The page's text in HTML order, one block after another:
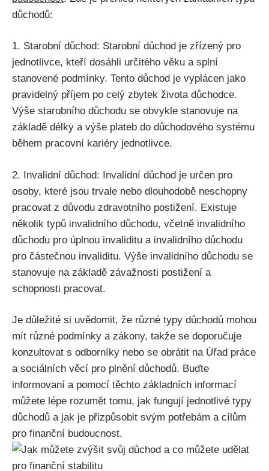
důchodů:
1. Starobní důchod: Starobní důchod je zřízený pro
jednotlivce, kteří dosáhli určitého věku a splní
stanovené podmínky. Tento důchod je vyplácen jako
pravidelný příjem po celý zbytek života důchodce.
Výše starobního důchodu se obvykle stanovuje na
základě délky a výše plateb do důchodového systému
během pracovní kariéry jednotlivce.
2. Invalidní důchod: Invalidní důchod je určen pro
osoby, které jsou trvale nebo dlouhodobě neschopny
pracovat z důvodu zdravotního postižení. Existuje
několik typů invalidního důchodu, včetně invalidního
důchodu pro úplnou invaliditu a invalidního důchodu
pro částečnou invaliditu. Výše invalidního důchodu se
stanovuje na základě závažnosti postižení a
schopnosti pracovat.
Je důležité si uvědomit, že různé typy důchodů mohou
mít různé podmínky a zákony, takže se doporučuje
konzultovat s odborníky nebo se obrátit na Úřad práce
a sociálních věcí pro plnění důchodů. Buďte
informovaní a pomocí těchto základních informací
můžete lépe rozumět tomu, jak fungují jednotlivé typy
důchodů a jak je přizpůsobit svým potřebám a cílům
pro finanční budoucnost.